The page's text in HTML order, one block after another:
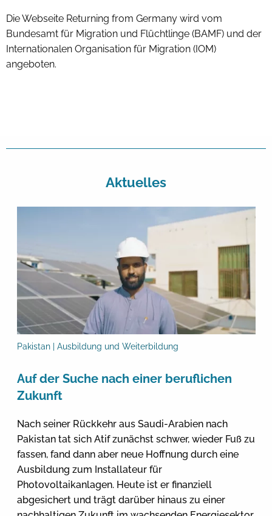
Die Webseite Returning from Germany wird vom
Bundesamt für Migration und Flüchtlinge (BAMF) und der
Internationalen Organisation für Migration (IOM)
angeboten.
Aktuelles
Pakistan | Ausbildung und Weiterbildung
Auf der Suche nach einer beruflichen
Zukunft
Nach seiner Rückkehr aus Saudi-Arabien nach
Pakistan tat sich Atif zunächst schwer, wieder Fuß zu
fassen, fand dann aber neue Hoffnung durch eine
Ausbildung zum Installateur für
Photovoltaikanlagen. Heute ist er finanziell
abgesichert und trägt darüber hinaus zu einer